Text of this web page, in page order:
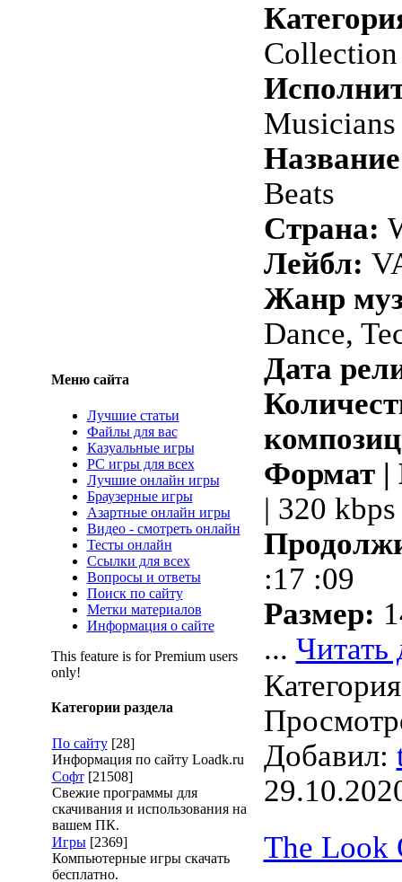
Меню сайта
Лучшие статьи
Файлы для вас
Казуальные игры
PC игры для всех
Лучшие онлайн игры
Браузерные игры
Азартные онлайн игры
Видео - смотреть онлайн
Тесты онлайн
Ссылки для всех
Вопросы и ответы
Поиск по сайту
Метки материалов
Информация о сайте
This feature is for Premium users
only!
Категории раздела
По сайту [28]
Информация по сайту Loadk.ru
Софт [21508]
Свежие программы для
скачивания и использования на
вашем ПК.
Игры [2369]
Компьютерные игры скачать
бесплатно.
Collection
Musicians
Beats
Страна:
Лейбл:
Жанр
Dance,
Дата
Формат |
| 320 kbps
:17 :09
Размер:
... Читать
Добавил:
The Look